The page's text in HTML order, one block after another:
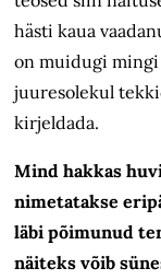
hästi kaua
on muidugi mingi
juuresolekul
kirjeldada.
Mind hakkas
nimetatakse
läbi põimunud
näiteks võib